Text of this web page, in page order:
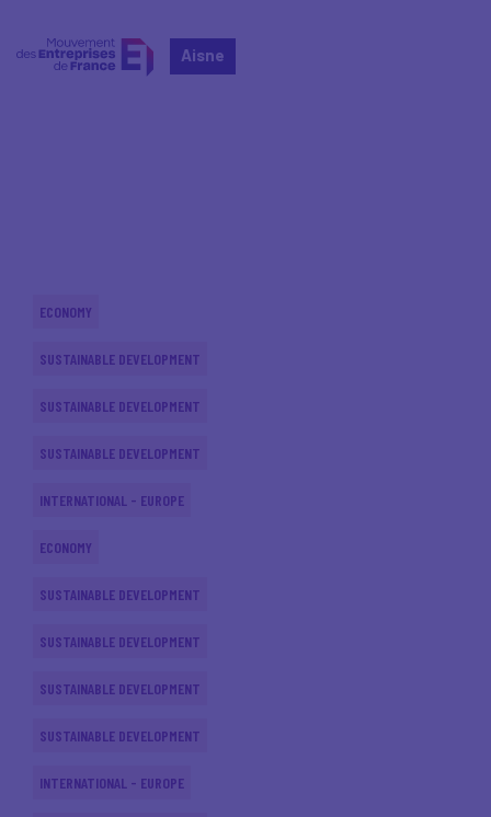
Aisne
ECONOMY
SUSTAINABLE DEVELOPMENT
SUSTAINABLE DEVELOPMENT
SUSTAINABLE DEVELOPMENT
INTERNATIONAL - EUROPE
ECONOMY
SUSTAINABLE DEVELOPMENT
SUSTAINABLE DEVELOPMENT
SUSTAINABLE DEVELOPMENT
SUSTAINABLE DEVELOPMENT
INTERNATIONAL - EUROPE